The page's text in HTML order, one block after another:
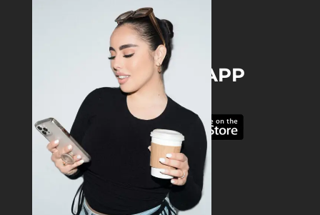
DOWNLOAD THE APP